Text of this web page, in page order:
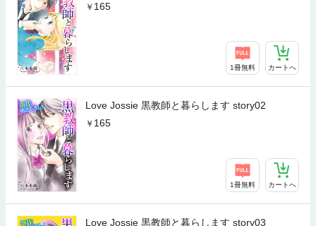
165
1冊無料 カートへ
Love Jossie 黒教師と暮らします story02
165
1冊無料 カートへ
Love Jossie 黒教師と暮らします story03